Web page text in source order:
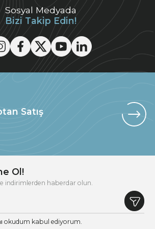
Sosyal Medyada
Bizi Takip Edin!
Satış
Ol!
indirimlerden haberdar olun.
okudum kabul ediyorum.